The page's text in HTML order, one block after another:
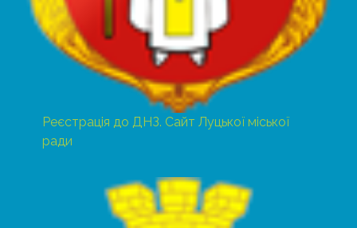
Реєстрація до ДНЗ. Сайт Луцької міської
ради